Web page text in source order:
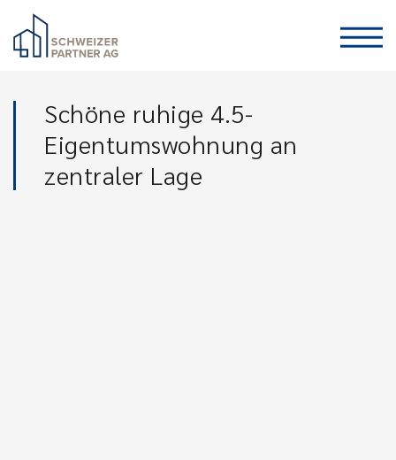
Schöne ruhige 4.5-
Eigentumswohnung an
zentraler Lage